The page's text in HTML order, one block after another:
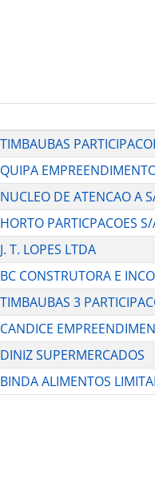
DE ATENCAO A
PARTICPACOES
T. LOPES LTDA
CONSTRUTORA E
3
SUPERMERCADOS
ALIMENTOS